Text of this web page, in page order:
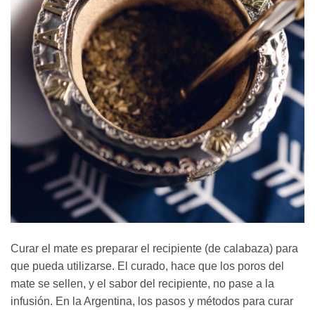
Curar el mate es preparar el recipiente (de calabaza) para
que pueda utilizarse. El curado, hace que los poros del
mate se sellen, y el sabor del recipiente, no pase a la
infusión. En la Argentina, los pasos y métodos para curar